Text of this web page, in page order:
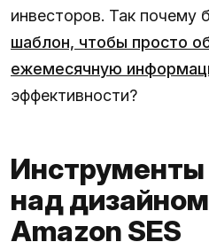
инвесторов. Так почему
шаблон, чтобы просто
ежемесячную
эффективности?
над
Amazon SES